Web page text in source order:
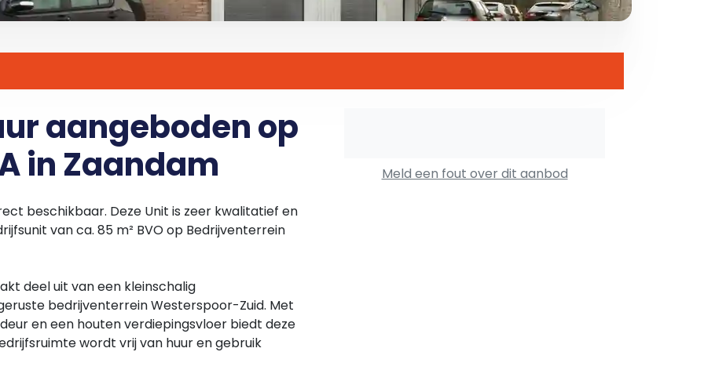
aangeboden op
in Zaandam
beschikbaar. Deze Unit is zeer kwalitatief en
van ca. 85 m² BVO op Bedrijventerrein
deel uit van een kleinschalig
bedrijventerrein Westerspoor-Zuid. Met
en een houten verdiepingsvloer biedt deze
wordt vrij van huur en gebruik
Meld een fout over dit aanbod